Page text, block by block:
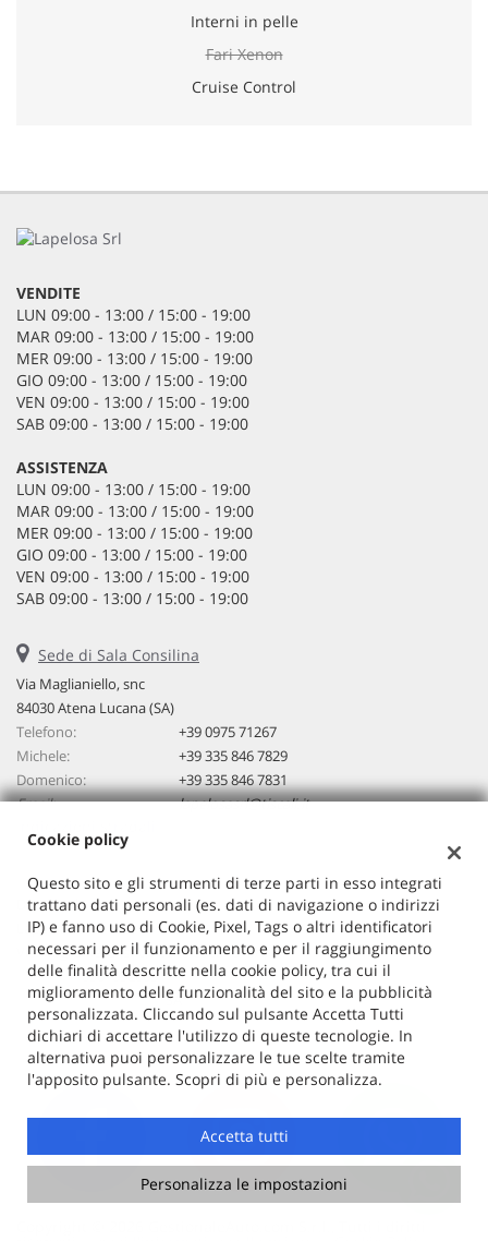
Interni in pelle
Fari Xenon
Cruise Control
VENDITE
LUN 09:00 - 13:00 / 15:00 - 19:00
MAR 09:00 - 13:00 / 15:00 - 19:00
MER 09:00 - 13:00 / 15:00 - 19:00
GIO 09:00 - 13:00 / 15:00 - 19:00
VEN 09:00 - 13:00 / 15:00 - 19:00
SAB 09:00 - 13:00 / 15:00 - 19:00
ASSISTENZA
LUN 09:00 - 13:00 / 15:00 - 19:00
MAR 09:00 - 13:00 / 15:00 - 19:00
MER 09:00 - 13:00 / 15:00 - 19:00
GIO 09:00 - 13:00 / 15:00 - 19:00
VEN 09:00 - 13:00 / 15:00 - 19:00
SAB 09:00 - 13:00 / 15:00 - 19:00
lapelosasrl
Sede di Sala Consilina
Via Maglianiello, snc
84030 Atena Lucana (SA)
Telefono:
+39 0975 71267
Michele:
+39 335 846 7829
Domenico:
+39 335 846 7831
Email:
lapelosasrl@tiscali.it
Dati fiscali:
Lapelosa Srl
Via Maglianiello ,snc, Atena Lucana (SA)
C.F/P.IVA:03610320651
Registro delle imprese:SA
Cookie policy
Questo sito e gli strumenti di terze parti in esso integrati
trattano dati personali (es. dati di navigazione o indirizzi
IP) e fanno uso di Cookie, Pixel, Tags o altri identificatori
necessari per il funzionamento e per il raggiungimento
delle finalità descritte nella cookie policy, tra cui il
miglioramento delle funzionalità del sito e la pubblicità
personalizzata. Cliccando sul pulsante Accetta Tutti
dichiari di accettare l'utilizzo di queste tecnologie. In
alternativa puoi personalizzare le tue scelte tramite
l'apposito pulsante. Scopri di più e personalizza.
Accetta tutti
Personalizza le impostazioni